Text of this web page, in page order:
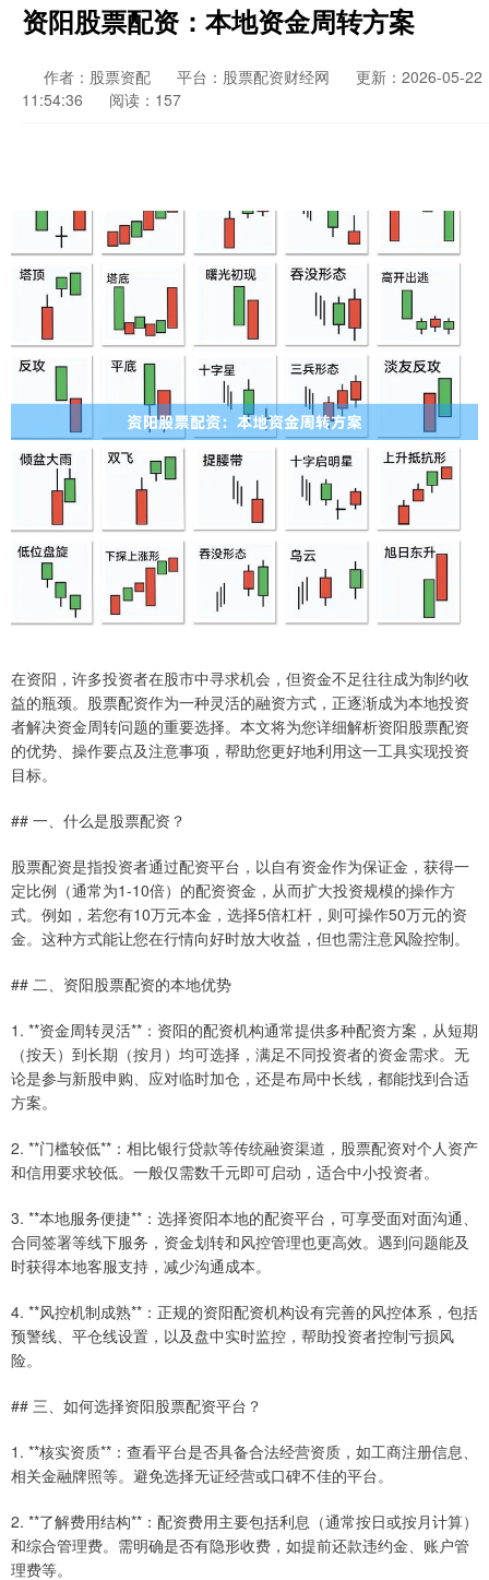
资阳股票配资：本地资金周转方案
作者：股票资配 平台：股票配资财经网
更新：2026-05-22
11:54:36
阅读：157
在资阳，许多投资者在股市中寻求机会，但资金不足往往成为制约收
益的瓶颈。股票配资作为一种灵活的融资方式，正逐渐成为本地投资
者解决资金周转问题的重要选择。本文将为您详细解析资阳股票配资
的优势、操作要点及注意事项，帮助您更好地利用这一工具实现投资
目标。
## 一、什么是股票配资？
股票配资是指投资者通过配资平台，以自有资金作为保证金，获得一
定比例（通常为1-10倍）的配资资金，从而扩大投资规模的操作方
式。例如，若您有10万元本金，选择5倍杠杆，则可操作50万元的资
金。这种方式能让您在行情向好时放大收益，但也需注意风险控制。
## 二、资阳股票配资的本地优势
1. **资金周转灵活**：资阳的配资机构通常提供多种配资方案，从短期
（按天）到长期（按月）均可选择，满足不同投资者的资金需求。无
论是参与新股申购、应对临时加仓，还是布局中长线，都能找到合适
方案。
2. **门槛较低**：相比银行贷款等传统融资渠道，股票配资对个人资产
和信用要求较低。一般仅需数千元即可启动，适合中小投资者。
3. **本地服务便捷**：选择资阳本地的配资平台，可享受面对面沟通、
合同签署等线下服务，资金划转和风控管理也更高效。遇到问题能及
时获得本地客服支持，减少沟通成本。
4. **风控机制成熟**：正规的资阳配资机构设有完善的风控体系，包括
预警线、平仓线设置，以及盘中实时监控，帮助投资者控制亏损风
险。
## 三、如何选择资阳股票配资平台？
1. **核实资质**：查看平台是否具备合法经营资质，如工商注册信息、
相关金融牌照等。避免选择无证经营或口碑不佳的平台。
2. **了解费用结构**：配资费用主要包括利息（通常按日或按月计算）
和综合管理费。需明确是否有隐形收费，如提前还款违约金、账户管
理费等。